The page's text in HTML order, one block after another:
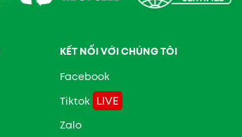
KẾT NỐI VỚI CHÚNG TÔI
Facebook
Tiktok LIVE
Zalo